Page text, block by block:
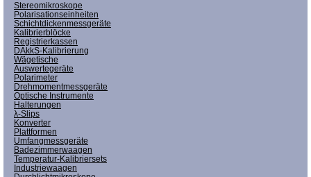
Stereomikroskope
Polarisationseinheiten
Schichtdickenmessgeräte
Kalibrierblöcke
Registrierkassen
DAkkS-Kalibrierung
Wägetische
Auswertegeräte
Polarimeter
Drehmomentmessgeräte
Optische Instrumente
Halterungen
λ-Slips
Konverter
Plattformen
Umfangmessgeräte
Badezimmerwaagen
Temperatur-Kalibriersets
Industriewaagen